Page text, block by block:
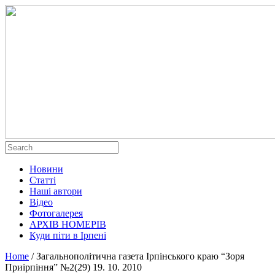
Новини
Статті
Наші автори
Відео
Фотогалерея
АРХІВ НОМЕРІВ
Куди піти в Ірпені
Home / Загальнополітична газета Ірпінського краю “Зоря
Приірпіння” №2(29) 19. 10. 2010